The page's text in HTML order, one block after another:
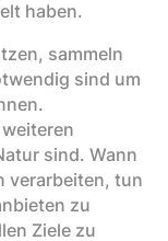
haben.
sammeln
sind um
sind. Wann
verarbeiten, tun
zu
Ziele zu